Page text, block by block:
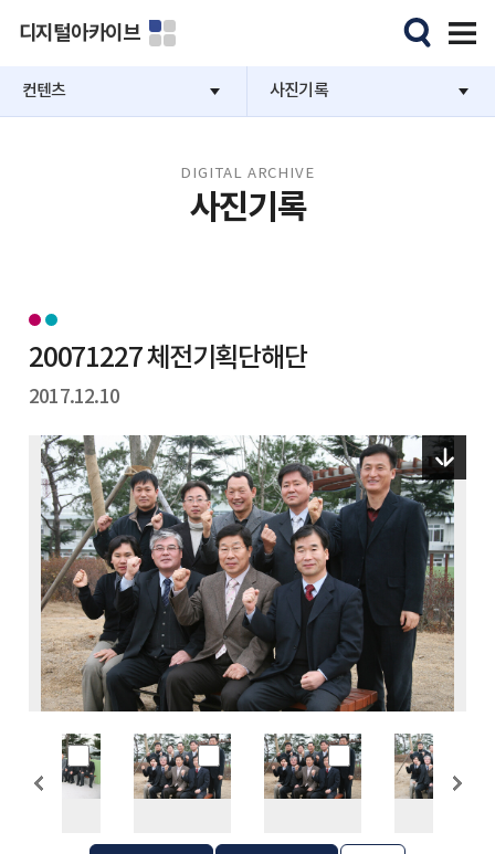
디지털아카이브
컨텐츠 사진기록
DIGITAL ARCHIVE
사진기록
20071227 체전기획단해단
2017.12.10